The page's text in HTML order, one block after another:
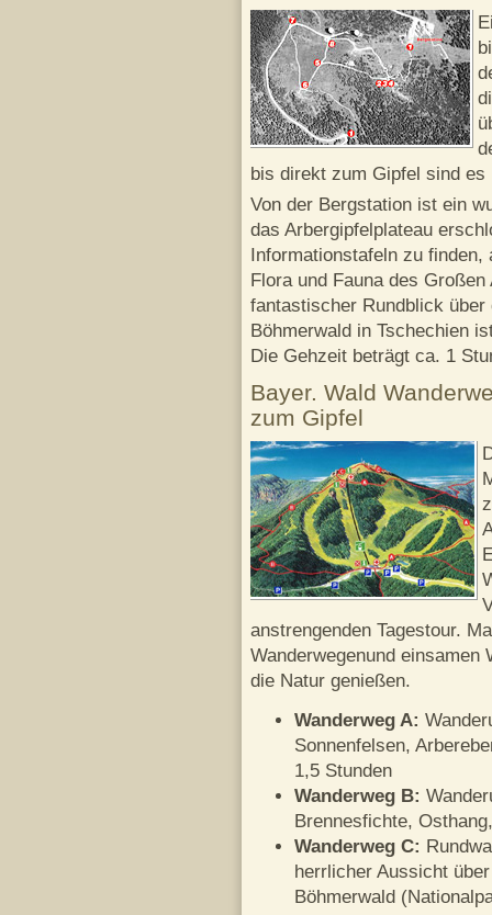
bis direkt zum Gipfel sind es
Von der Bergstation ist ein
das Arbergipfelplateau
Informationstafeln zu
Flora und Fauna des
fantastischer Rundblick
Böhmerwald in Tschechien
Die Gehzeit beträgt ca. 1
Bayer. Wald
zum Gipfel
anstrengenden Tagestour.
Wanderwegenund einsamen
die Natur genießen.
Wanderweg A:
Sonnenfelsen,
1,5 Stunden
Wanderweg B:
Brennesfichte,
Wanderweg C:
herrlicher Aussicht
Böhmerwald